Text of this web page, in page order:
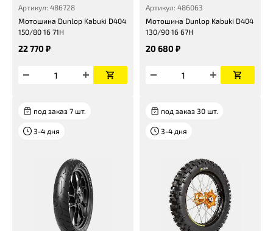
Артикул: 486728
Мотошина Dunlop Kabuki D404
150/80 16 71H
22 770 ₽
Артикул: 486063
Мотошина Dunlop Kabuki D404
130/90 16 67H
20 680 ₽
под заказ 7 шт.
3-4 дня
под заказ 30 шт.
3-4 дня